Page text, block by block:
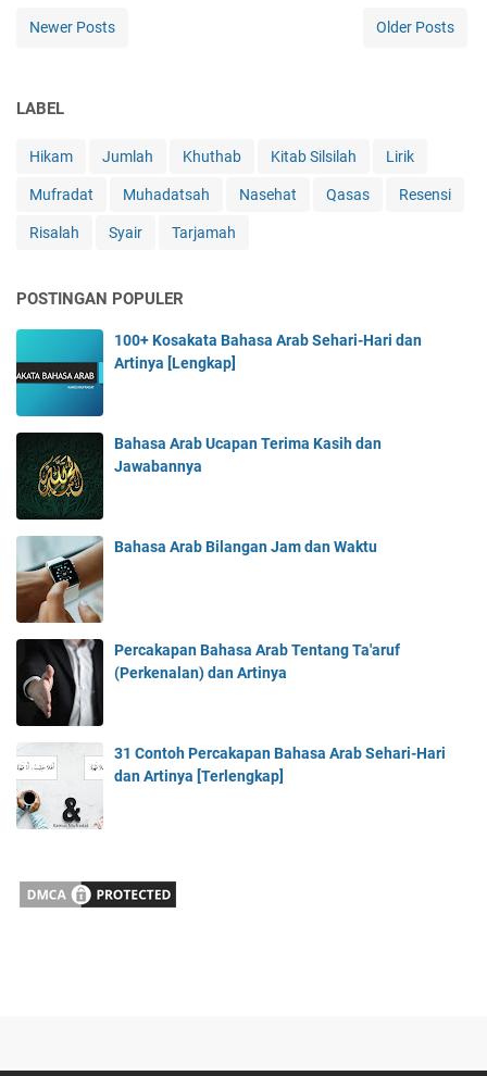
Newer Posts Older Posts
LABEL
Hikam Jumlah Khuthab Kitab Silsilah Lirik
Mufradat Muhadatsah Nasehat Qasas Resensi
Risalah Syair Tarjamah
POSTINGAN POPULER
100+ Kosakata Bahasa Arab Sehari-Hari dan
Artinya [Lengkap]
Bahasa Arab Ucapan Terima Kasih dan
Jawabannya
Bahasa Arab Bilangan Jam dan Waktu
Percakapan Bahasa Arab Tentang Ta'aruf
(Perkenalan) dan Artinya
31 Contoh Percakapan Bahasa Arab Sehari-Hari
dan Artinya [Terlengkap]